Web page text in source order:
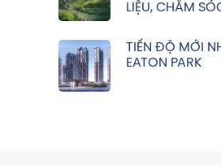
LIỆU, CHĂM
TIẾN ĐỘ MỚI
EATON PARK